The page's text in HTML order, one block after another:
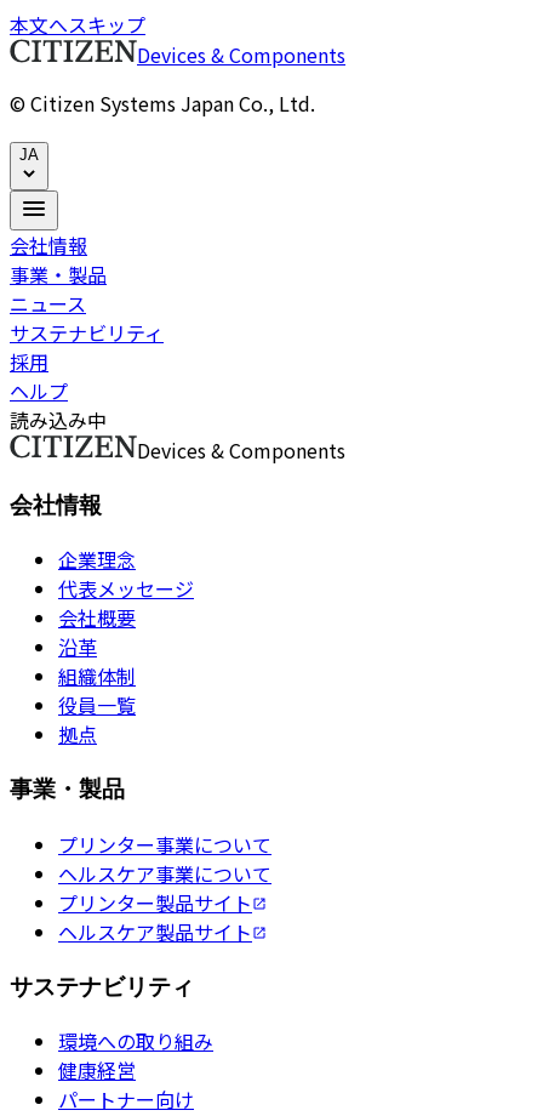
本文へスキップ
Devices & Components
© Citizen Systems Japan Co., Ltd.
JA
会社情報
事業・製品
ニュース
サステナビリティ
採用
ヘルプ
読み込み中
Devices & Components
会社情報
企業理念
代表メッセージ
会社概要
沿革
組織体制
役員一覧
拠点
事業・製品
プリンター事業について
ヘルスケア事業について
プリンター製品サイト
ヘルスケア製品サイト
サステナビリティ
環境への取り組み
健康経営
パートナー向け